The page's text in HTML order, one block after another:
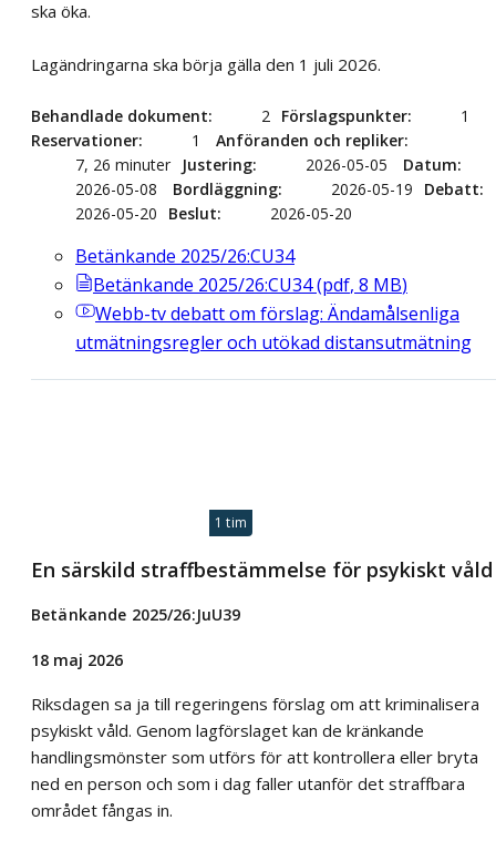
ska öka.
Lagändringarna ska börja gälla den 1 juli 2026.
Behandlade dokument 2 Förslagspunkter
1
Reservationer
1
Anföranden och repliker
7, 26 minuter
Justering 2026-05-05
Datum
2026-05-08
Bordläggning 2026-05-19
Debatt
2026-05-20
Beslut 2026-05-20
Betänkande 2025/26:CU34
Betänkande 2025/26:CU34(pdf, 8 MB)
Webb-tvdebatt om förslag: Ändamålsenliga
utmätningsregler och utökad distansutmätning
1 tim
En särskild straffbestämmelse för psykiskt våld
Betänkande 2025/26:JuU39
18 maj 2026
Riksdagen sa ja till regeringens förslag om att kriminalisera
psykiskt våld. Genom lagförslaget kan de kränkande
handlingsmönster som utförs för att kontrollera eller bryta
ned en person och som i dag faller utanför det straffbara
området fångas in.